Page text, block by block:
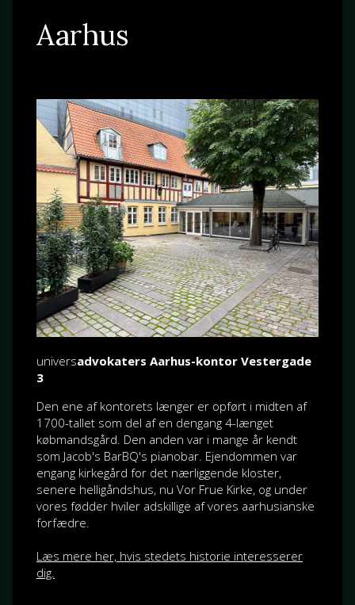
Aarhus
universadvokaters Aarhus-kontor Vestergade
3
Den ene af kontorets længer er opført i midten af
1700-tallet som del af en dengang 4-længet
købmandsgård. Den anden var i mange år kendt
som Jacob's BarBQ's pianobar. Ejendommen var
engang kirkegård for det nærliggende kloster,
senere helligåndshus, nu Vor Frue Kirke, og under
vores fødder hviler adskillige af vores aarhusianske
forfædre.
Læs mere her, hvis stedets historie interesserer
dig.